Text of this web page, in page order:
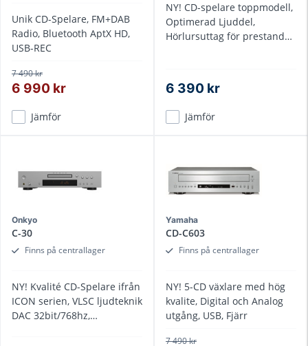
Unik CD-Spelare, FM+DAB
Radio, Bluetooth AptX HD,
USB-REC
7 490 kr
6 990 kr
Jämför
NY! CD-spelare toppmodell,
Optimerad Ljuddel,
Hörlursuttag för prestanda,
6 390 kr
Jämför
Onkyo
C-30
Finns på centrallager
NY! Kvalité CD-Spelare ifrån
ICON serien, VLSC ljudteknik
DAC 32bit/768hz,
Yamaha
CD-C603
Finns på centrallager
NY! 5-CD växlare med hög
kvalite, Digital och Analog
utgång, USB, Fjärr
7 490 kr